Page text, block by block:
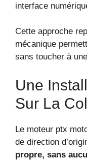
interface
Cette approche
mécanique
sans toucher à
Une
Sur La
Le moteur ptx
de direction
propre, sans